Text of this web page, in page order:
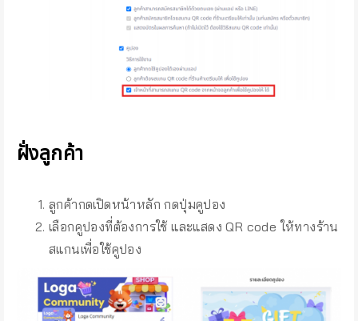
ฝั่งลูกค้า
ลูกค้ากดเปิดหน้าหลัก กดปุ่มคูปอง
เลือกคูปองที่ต้องการใช้ และแสดง QR code ให้ทางร้าน
สแกนเพื่อใช้คูปอง